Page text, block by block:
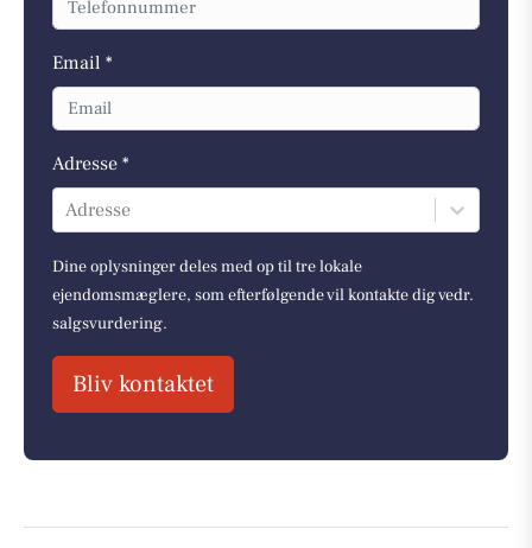
Email *
Adresse *
Adresse
Dine oplysninger deles med op til tre lokale
ejendomsmæglere, som efterfølgende vil kontakte dig vedr.
salgsvurdering.
Bliv kontaktet